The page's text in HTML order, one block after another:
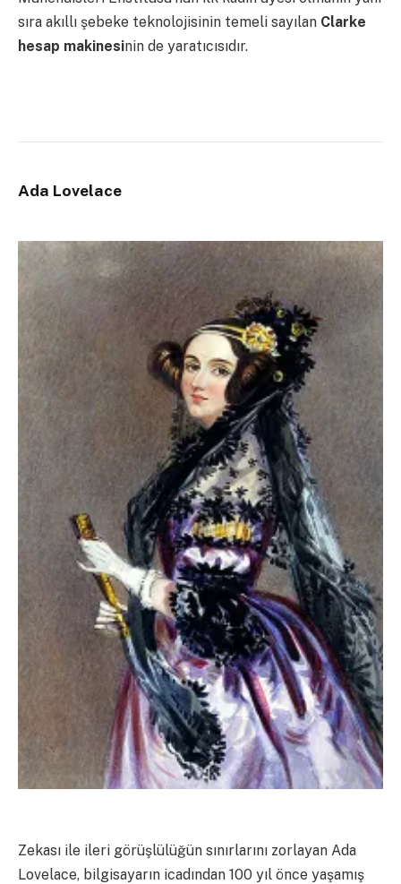
sıra akıllı şebeke teknolojisinin temeli sayılan Clarke
hesap makinesinin de yaratıcısıdır.
Ada Lovelace
Zekası ile ileri görüşlülüğün sınırlarını zorlayan Ada
Lovelace, bilgisayarın icadından 100 yıl önce yaşamış